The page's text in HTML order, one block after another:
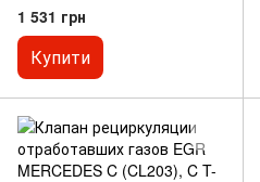
Master/Trafic 1.9-2.5 DTI/CDTI
1 531 грн
Купити